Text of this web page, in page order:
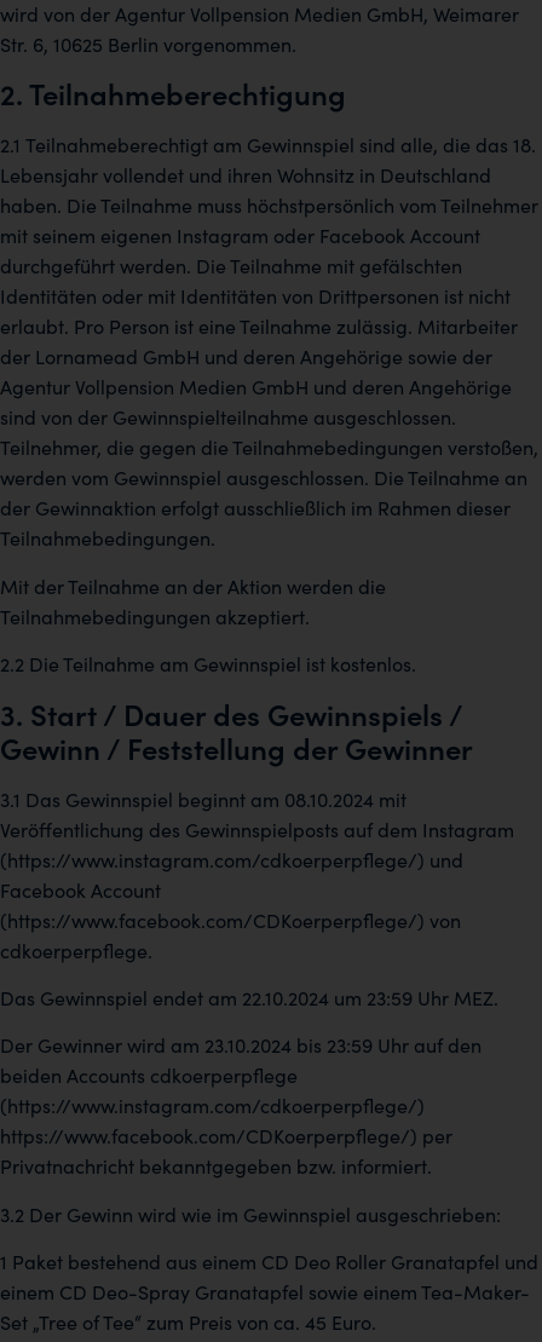
wird von der Agentur Vollpension Medien GmbH, Weimarer
Str. 6, 10625 Berlin vorgenommen.
2. Teilnahmeberechtigung
2.1 Teilnahmeberechtigt am Gewinnspiel sind alle, die das 18.
Lebensjahr vollendet und ihren Wohnsitz in Deutschland
haben. Die Teilnahme muss höchstpersönlich vom Teilnehmer
mit seinem eigenen Instagram oder Facebook Account
durchgeführt werden. Die Teilnahme mit gefälschten
Identitäten oder mit Identitäten von Drittpersonen ist nicht
erlaubt. Pro Person ist eine Teilnahme zulässig. Mitarbeiter
der Lornamead GmbH und deren Angehörige sowie der
Agentur Vollpension Medien GmbH und deren Angehörige
sind von der Gewinnspielteilnahme ausgeschlossen.
Teilnehmer, die gegen die Teilnahmebedingungen verstoßen,
werden vom Gewinnspiel ausgeschlossen. Die Teilnahme an
der Gewinnaktion erfolgt ausschließlich im Rahmen dieser
Teilnahmebedingungen.
Mit der Teilnahme an der Aktion werden die
Teilnahmebedingungen akzeptiert.
2.2 Die Teilnahme am Gewinnspiel ist kostenlos.
3. Start / Dauer des Gewinnspiels /
Gewinn / Feststellung der Gewinner
3.1 Das Gewinnspiel beginnt am 08.10.2024 mit
Veröffentlichung des Gewinnspielposts auf dem Instagram
(https://www.instagram.com/cdkoerperpflege/) und
Facebook Account
(https://www.facebook.com/CDKoerperpflege/) von
cdkoerperpflege.
Das Gewinnspiel endet am 22.10.2024 um 23:59 Uhr MEZ.
Der Gewinner wird am 23.10.2024 bis 23:59 Uhr auf den
beiden Accounts cdkoerperpflege
(https://www.instagram.com/cdkoerperpflege/)
https://www.facebook.com/CDKoerperpflege/) per
Privatnachricht bekanntgegeben bzw. informiert.
3.2 Der Gewinn wird wie im Gewinnspiel ausgeschrieben:
1 Paket bestehend aus einem CD Deo Roller Granatapfel und
einem CD Deo-Spray Granatapfel sowie einem Tea-Maker-
Set „Tree of Tee“ zum Preis von ca. 45 Euro.